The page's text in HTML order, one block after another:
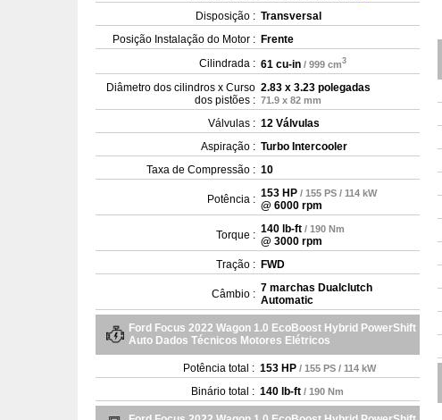
Disposição : Transversal
Posição Instalação do Motor : Frente
Cilindrada : 61 cu-in / 999 cm3
Diâmetro dos cilindros x Curso
dos pistões :
2.83 x 3.23 polegadas
71.9 x 82 mm
Válvulas : 12 Válvulas
Aspiração : Turbo Intercooler
Taxa de Compressão : 10
Potência : 153 HP / 155 PS / 114 kW
@ 6000 rpm
Torque : 140 lb-ft / 190 Nm
@ 3000 rpm
Tração : FWD
Câmbio : 7 marchas Dualclutch
Automatic
Ford Focus 2022 Wagon 1.0 EcoBoost Hybrid PowerShift
Auto Dados Técnicos Motores Elétricos
Potência total : 153 HP / 155 PS / 114 kW
Binário total : 140 lb-ft / 190 Nm